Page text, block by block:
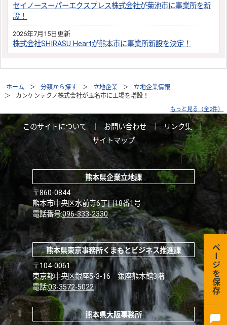
セイノースーパーエクスプレス株式会社が菊池市に事業所を新
設！
2026年7月15日更新
株式会社SHIRASU Heartが熊本市に事業所新設を決定！
ホーム 分類から探す 立地企業
立地企業情報
カンケンテクノ株式会社が玉名市に工場を増設！
もっと見る（全2件）
このサイトについて ｜ お問い合わせ ｜ リンク集 ｜
サイトマップ
熊本県企業立地課
〒860-0844
熊本市中央区水前寺6丁目18番1号
電話番号:096-333-2330
熊本県東京事務所くまもとビジネス推進課
〒104-0061
東京都中央区銀座5-3-16 銀座熊本館3階
電話:03-3572-5022
熊本県大阪事務所
ページを保存